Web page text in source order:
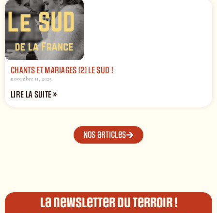
CHANTS ET MARIAGES (2) LE SUD !
novembre 11, 2025
LIRE LA SUITE »
Nos articles
La newsletter du terroir !